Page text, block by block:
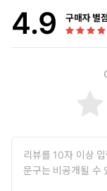
4.9 구매자 별